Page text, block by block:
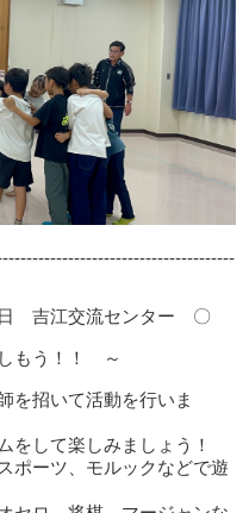
吉江交流センター 〇
もう！！ ～
を招いて活動を行いま
をして楽しみましょう！
ポーツ、モルックなどで遊